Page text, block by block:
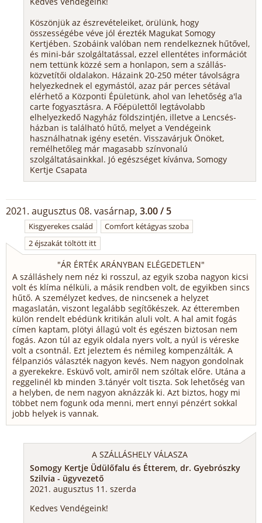
Köszönjük az észrevételeiket, örülünk, hogy
összességébe véve jól érezték Magukat Somogy
Kertjében. Szobáink valóban nem rendelkeznek hűtővel,
és mini-bár szolgáltatással, ezzel ellentétes információt
nem tettünk közzé sem a honlapon, sem a szállás-
közvetítői oldalakon. Házaink 20-250 méter távolságra
helyezkednek el egymástól, azaz pár perces sétával
elérhető a Központi Épületünk, ahol van lehetőség a'la
carte fogyasztásra. A Főépülettől legtávolabb
elhelyezkedő Nagyház földszintjén, illetve a Lencsés-
házban is található hűtő, melyet a Vendégeink
használhatnak igény esetén. Visszavárjuk Önöket,
remélhetőleg már magasabb színvonalú
szolgáltatásainkkal. Jó egészséget kívánva, Somogy
Kertje Csapata
2021. augusztus 08. vasárnap, 3.00 / 5
Kisgyerekes család
Comfort kétágyas szoba
2 éjszakát töltött itt
"ÁR ÉRTÉK ARÁNYBAN ELÉGEDETLEN"
A szálláshely nem néz ki rosszul, az egyik szoba nagyon kicsi
volt és klíma nélküli, a másik rendben volt, de egyikben sincs
hűtő. A személyzet kedves, de nincsenek a helyzet
magaslatán, viszont legalább segítőkészek. Az étteremben
külön rendelt ebédünk kritikán aluli volt. A hal amit fogás
címen kaptam, plötyi állagú volt és egészen biztosan nem
fogás. Azon túl az egyik oldala nyers volt, a nyúl is véreske
volt a csontnál. Ezt jeleztem és némileg kompenzálták. A
félpanziós választék nagyon kevés. Nem nagyon gondolnak
a gyerekekre. Esküvő volt, amiről nem szóltak előre. Utána a
reggelinél kb minden 3.tányér volt tiszta. Sok lehetőség van
a helyben, de nem nagyon aknázzák ki. Azt biztos, hogy mi
többet nem fogunk oda menni, mert ennyi pénzért sokkal
jobb helyek is vannak.
A SZÁLLÁSHELY VÁLASZA
Somogy Kertje Üdülőfalu és Étterem, dr. Gyebrószky
Szilvia - ügyvezető
2021. augusztus 11. szerda
Kedves Vendégeink!